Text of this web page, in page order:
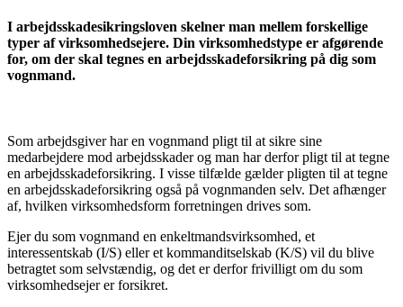
I arbejdsskadesikringsloven skelner man mellem forskellige
typer af virksomhedsejere. Din virksomhedstype er afgørende
for, om der skal tegnes en arbejdsskadeforsikring på dig som
vognmand.
Som arbejdsgiver har en vognmand pligt til at sikre sine
medarbejdere mod arbejdsskader og man har derfor pligt til at tegne
en arbejdsskadeforsikring. I visse tilfælde gælder pligten til at tegne
en arbejdsskadeforsikring også på vognmanden selv. Det afhænger
af, hvilken virksomhedsform forretningen drives som.
Ejer du som vognmand en enkeltmandsvirksomhed, et
interessentskab (I/S) eller et kommanditselskab (K/S) vil du blive
betragtet som selvstændig, og det er derfor frivilligt om du som
virksomhedsejer er forsikret.